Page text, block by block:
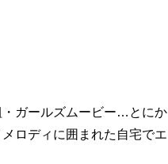
・ガールズムービー…とにか
ロディに囲まれた自宅でエ